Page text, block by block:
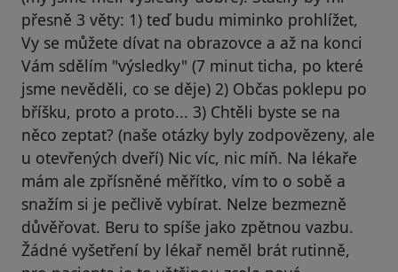
přesně 3 věty: 1) teď budu miminko prohlížet,
Vy se můžete dívat na obrazovce a až na konci
Vám sdělím "výsledky" (7 minut ticha, po které
jsme nevěděli, co se děje) 2) Občas poklepu po
bříšku, proto a proto... 3) Chtěli byste se na
něco zeptat? (naše otázky byly zodpovězeny, ale
u otevřených dveří) Nic víc, nic míň. Na lékaře
mám ale zpřísněné měřítko, vím to o sobě a
snažím si je pečlivě vybírat. Nelze bezmezně
důvěřovat. Beru to spíše jako zpětnou vazbu.
Žádné vyšetření by lékař neměl brát rutinně,